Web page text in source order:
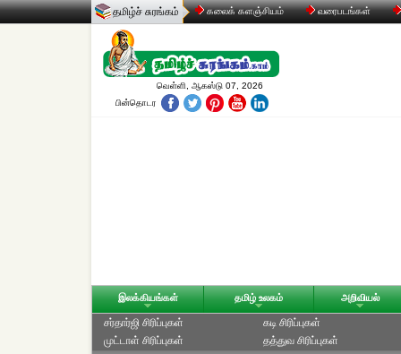
தமிழ்ச் சுரங்கம் கலைக் களஞ்சியம் வரைபடங்கள்
வெள்ளி, ஆகஸ்டு 07, 2026
பின்தொடர
இலக்கியங்கள் தமிழ் உலகம் அறிவியல்
சர்தார்ஜி சிரிப்புகள்
முட்டாள் சிரிப்புகள்
கடி சிரிப்புகள்
தத்துவ சிரிப்புகள்